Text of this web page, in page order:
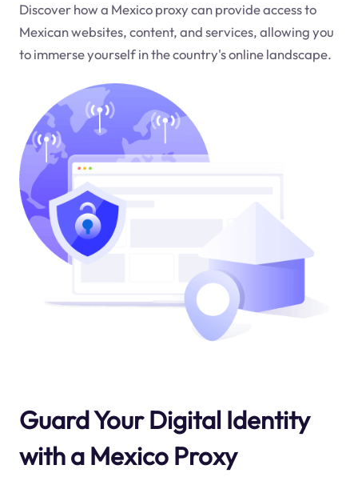
Discover how a Mexico proxy can provide access to
Mexican websites, content, and services, allowing you
to immerse yourself in the country's online landscape.
Guard Your Digital Identity
with a Mexico Proxy